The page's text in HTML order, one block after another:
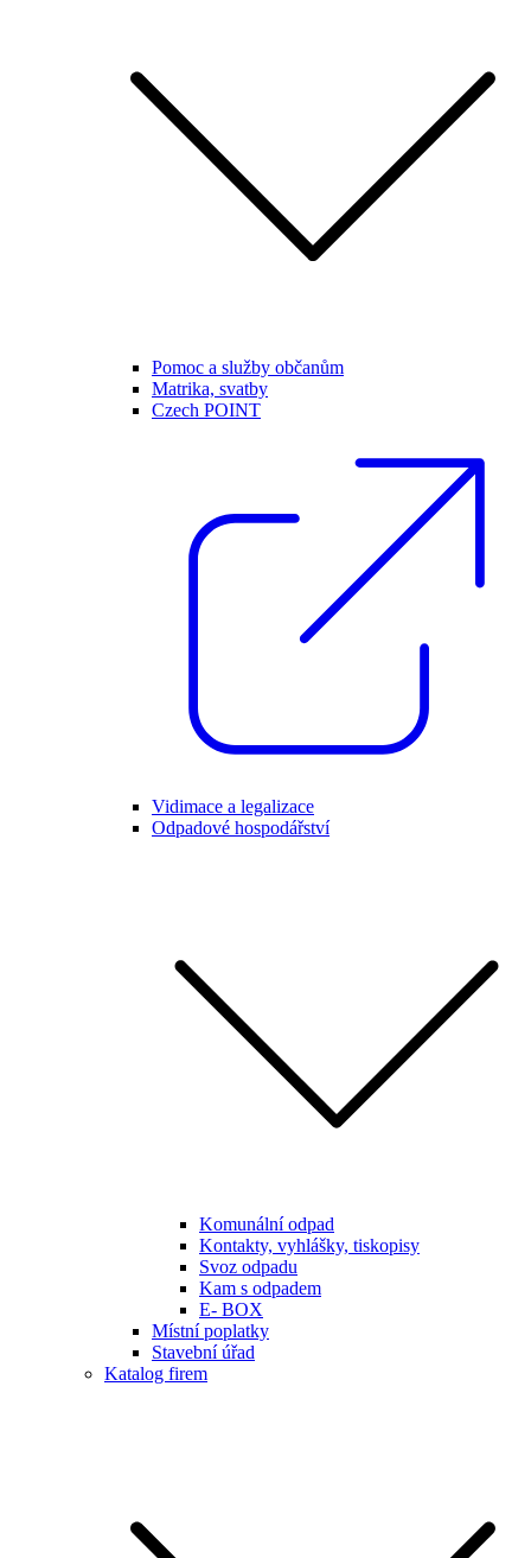
Pomoc a služby občanům
Matrika, svatby
Czech POINT
Vidimace a legalizace
Odpadové hospodářství
Komunální odpad
Kontakty, vyhlášky, tiskopisy
Svoz odpadu
Kam s odpadem
E- BOX
Místní poplatky
Stavební úřad
Katalog firem